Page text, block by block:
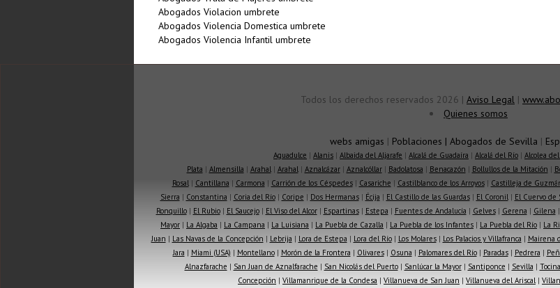
Abogados Violacion umbrete
Abogados Violencia Domestica umbrete
Abogados Violencia Infantil umbrete
Todos los derechos reservados 2026 | Aviso Legal |
Quienes somos
webs amigas | Poblaciones | Abogados de Sevilla |
Aguadulce | Alanis | Albaida del Aljarafe | Alcalá de Guadaíra | Alcalá del Río | Alcolea
Plata | Almensilla | Arahal| Arahal| Aznalcázar| Aznalcóllar| Badolatosa | Benacazón | Bollullos de la Mitación |
Rosal| Cantillana | Carmona | Carrión de los Céspedes| Casariche | Castilblanco de los Arroyos| Castilleja de
Sierra | Constantina | Coria del Río| Coripe | Dos Hermanas| Écija | El Castillo de las Guardas| El Coronil| El Cuervo de
Ronquillo| El Rubio| El Saucejo| El Viso del Alcor| Espartinas| Estepa | Fuentes de Andalucía | Gelves| Gerena | Gilena |
Mayor | La Algaba | La Campana | La Luisiana | La Puebla de Cazalla | La Puebla de los Infantes | La Puebla del Río | La
Juan | Las Navas de la Concepción | Lebrija | Lora de Estepa | Lora del Río| Los Molares| Los Palacios y Villafranca | Mairena
Jara | Miami (USA) | Montellano| Morón de la Frontera | Olivares| Osuna | Palomares del Río| Paradas| Pedrera |
Alnazfarache | San Juan de Aznalfarache | San Nicolás del Puerto| Sanlúcar la Mayor| Santiponce | Sevilla |
Concepción | Villamanrique de la Condesa | Villanueva de San Juan | Villanueva del Ariscal|